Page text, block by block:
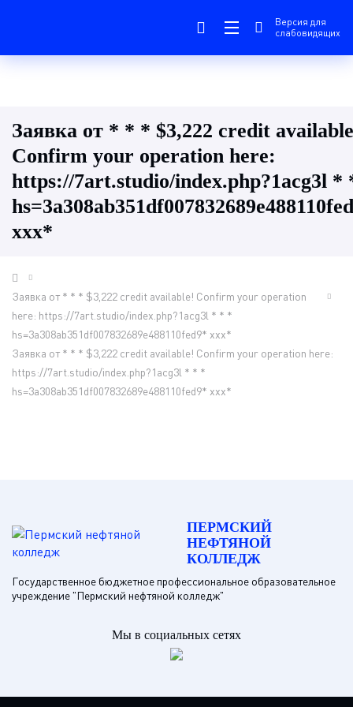
Версия для
слабовидящих
Заявка от * * * $3,222 credit
Confirm your operation here:
https://7art.studio/index.php?1acg3l *
ххх*
Заявка от * * * $3,222 credit available! Confirm your operation
here: https://7art.studio/index.php?1acg3l * * *
hs=3a308ab351df007832689e488110fed9* ххх*
Заявка от * * * $3,222 credit available! Confirm your operation here:
https://7art.studio/index.php?1acg3l * * *
hs=3a308ab351df007832689e488110fed9* ххх*
ПЕРМСКИЙ
НЕФТЯНОЙ
КОЛЛЕДЖ
Государственное бюджетное профессиональное образовательное
учреждение "Пермский нефтяной колледж"
Мы в социальных сетях